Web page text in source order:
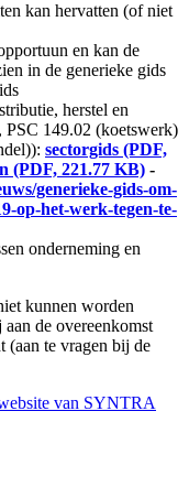
kan hervatten (of niet
en kan de
in de generieke gids
herstel en
PSC 149.02 (koetswerk)
sectorgids (PDF,
(PDF, 221.77 KB) -
generieke-gids-om-
op-het-werk-tegen-te-
onderneming en
kunnen worden
de overeenkomst
(aan te vragen bij de
van SYNTRA